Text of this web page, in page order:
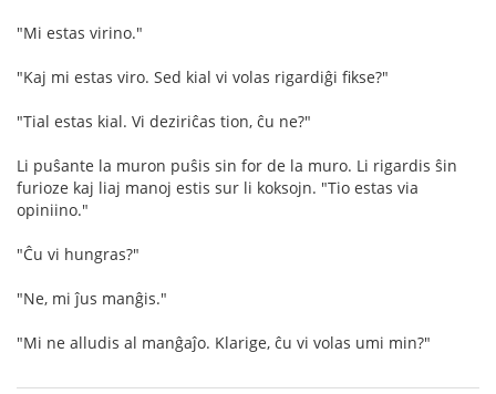
"Mi estas virino."
"Kaj mi estas viro. Sed kial vi volas rigardiĝi fikse?"
"Tial estas kial. Vi deziriĉas tion, ĉu ne?"
Li puŝante la muron puŝis sin for de la muro. Li rigardis ŝin
furioze kaj liaj manoj estis sur li koksojn. "Tio estas via
opiniino."
"Ĉu vi hungras?"
"Ne, mi ĵus manĝis."
"Mi ne alludis al manĝaĵo. Klarige, ĉu vi volas umi min?"